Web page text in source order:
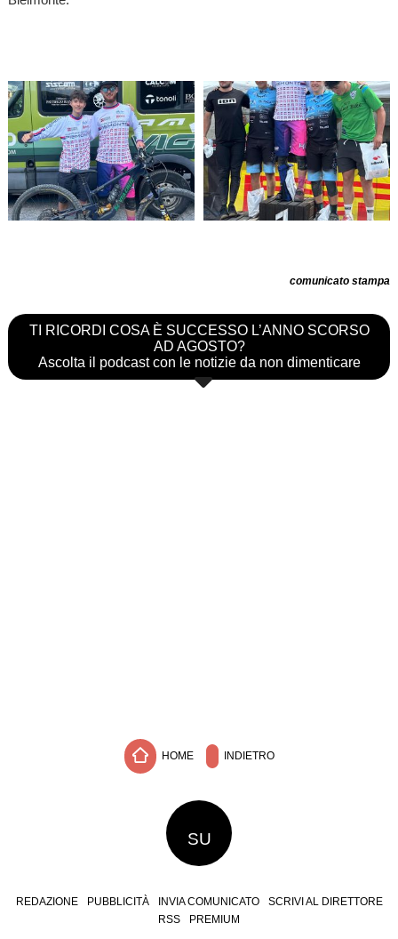
comunicato stampa
TI RICORDI COSA È SUCCESSO L’ANNO SCORSO
AD AGOSTO?
Ascolta il podcast con le notizie da non dimenticare
HOME INDIETRO
SU
REDAZIONE PUBBLICITÀ INVIA COMUNICATO
SCRIVI AL DIRETTORE
RSS
PREMIUM